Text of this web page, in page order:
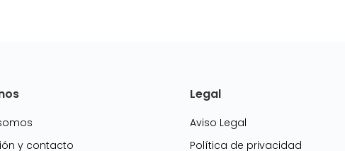
y contacto
Legal
Aviso Legal
Política de privacidad